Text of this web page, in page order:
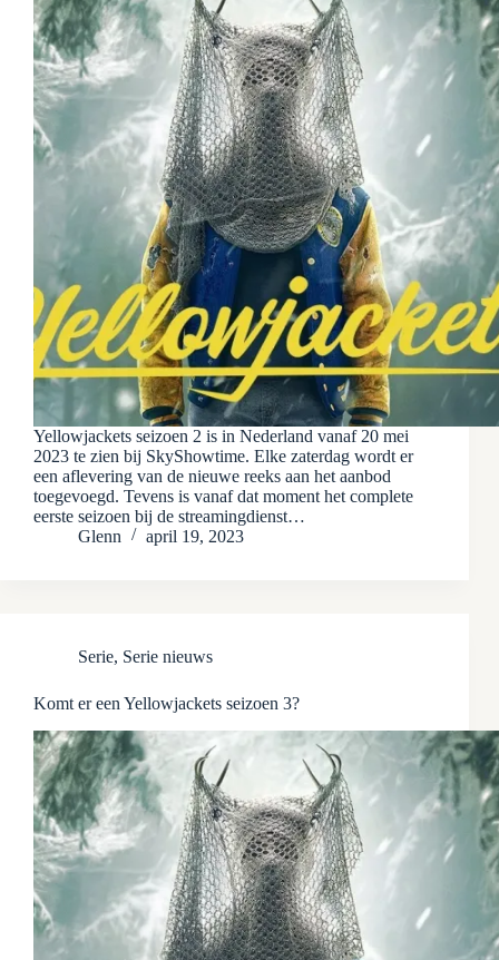
Yellowjackets seizoen 2 is in Nederland vanaf 20 mei
2023 te zien bij SkyShowtime. Elke zaterdag wordt er
een aflevering van de nieuwe reeks aan het aanbod
toegevoegd. Tevens is vanaf dat moment het complete
eerste seizoen bij de streamingdienst…
Glenn
april 19, 2023
Serie, Serie nieuws
Komt er een Yellowjackets seizoen 3?